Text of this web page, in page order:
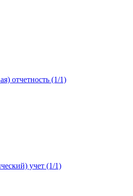
отчетность (1/1)
учет (1/1)